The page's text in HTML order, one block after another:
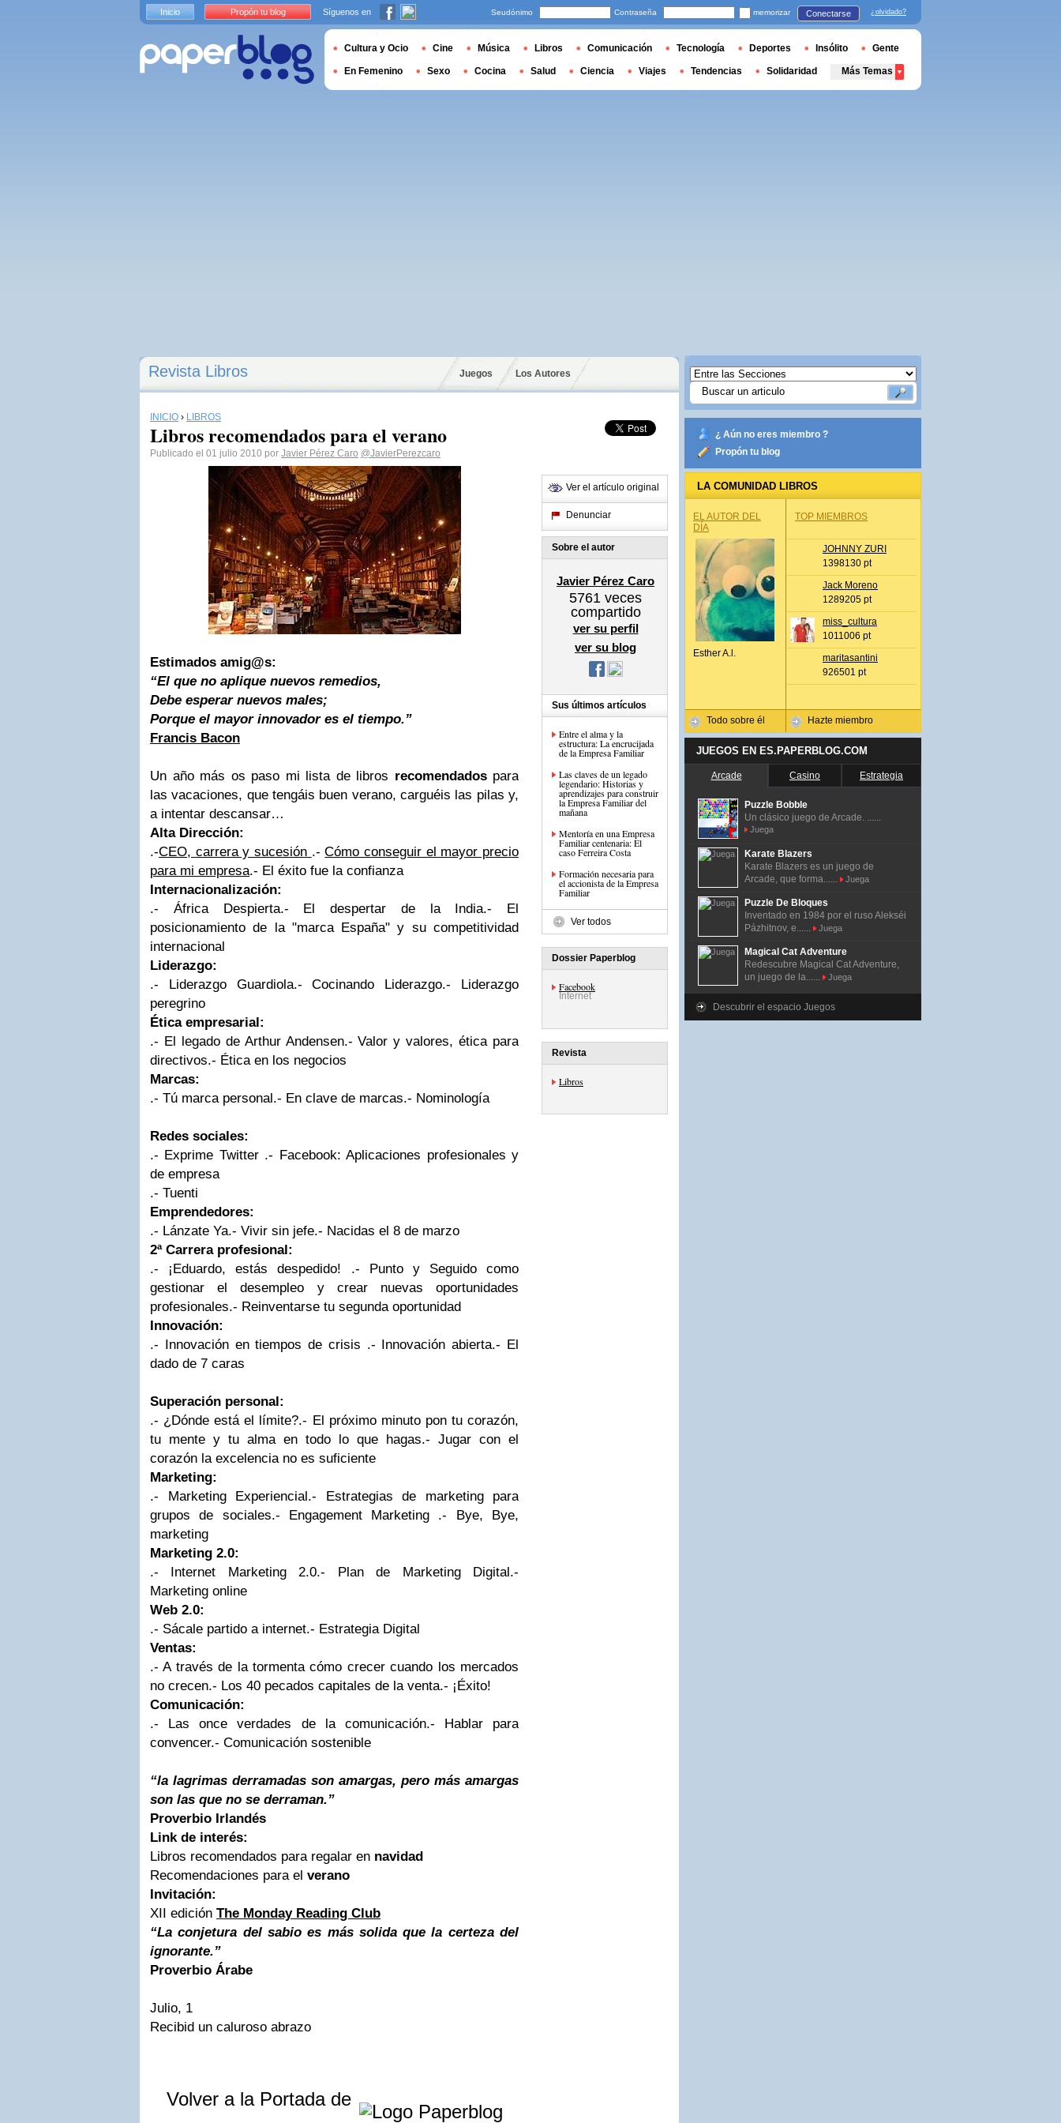
Revista Libros Juegos Los Autores
INICIO › LIBROS
Libros recomendados para el verano
Publicado el 01 julio 2010 por Javier Pérez Caro @JavierPerezcaro
Estimados amig@s:
“El que no aplique nuevos remedios,
Debe esperar nuevos males;
Porque el mayor innovador es el tiempo.”
Francis Bacon
Un año más os paso mi lista de libros recomendadospara
las vacaciones, que tengáis buen verano, carguéis las pilas y,
a intentar descansar…
Alta Dirección:
.-CEO, carrera y sucesión .-Cómo conseguir el mayor precio
para mi empresa.- El éxito fue la confianza
Internacionalización:
.- África Despierta.- El despertar de la India.- El
posicionamiento de la "marca España" y su competitividad
internacional
Liderazgo:
.- Liderazgo Guardiola.-Cocinando Liderazgo.- Liderazgo
peregrino
Ética empresarial:
.- El legado de Arthur Andensen.-Valor y valores, ética para
directivos.- Ética en los negocios
Marcas:
.- Tú marca personal.- En clave de marcas.- Nominología
Redes sociales:
.- Exprime Twitter.- Facebook: Aplicaciones profesionales y
de empresa
.- Tuenti
Emprendedores:
.- Lánzate Ya.- Vivir sin jefe.- Nacidas el 8 de marzo
2ª Carrera profesional:
.- ¡Eduardo, estás despedido! .- Punto y Seguido como
gestionar el desempleo y crear nuevas oportunidades
profesionales.- Reinventarse tu segunda oportunidad
Innovación:
.- Innovación en tiempos de crisis .- Innovación abierta.- El
dado de 7 caras
Superación personal:
.- ¿Dónde está el límite?.- El próximo minuto pon tu corazón,
tu mente y tu alma en todo lo que hagas.- Jugar con el
corazón la excelencia no es suficiente
Marketing:
.- Marketing Experiencial.- Estrategias de marketing para
grupos de sociales.- Engagement Marketing .- Bye, Bye,
marketing
Marketing 2.0:
.- Internet Marketing 2.0.- Plan de Marketing Digital.-
Marketing online
Web 2.0:
.- Sácale partido a internet.- Estrategia Digital
Ventas:
.-A través de la tormenta cómo crecer cuando los mercados
no crecen.- Los 40 pecados capitales de la venta.- ¡Éxito!
Comunicación:
.- Las once verdades de la comunicación.- Hablar para
convencer.- Comunicación sostenible
“la lagrimas derramadas son amargas, pero más amargas
son las que no se derraman.”
Proverbio Irlandés
Link de interés:
Libros recomendados para regalar en navidad
Recomendaciones para el verano
Invitación:
XII edición The Monday Reading Club
“La conjetura del sabio es más solida que la certeza del
ignorante.”
Proverbio Árabe
Julio, 1
Recibid un caluroso abrazo
Volver a la Portada de
Ver el artículo original
Denunciar
Sobre el autor
Javier Pérez Caro
5761 veces
compartido
ver su perfil
ver su blog
Sus últimos artículos
Entre el alma y la
estructura: La encrucijada
de la Empresa Familiar
Las claves de un legado
legendario: Historias y
aprendizajes para construir
la Empresa Familiar del
mañana
Mentoría en una Empresa
Familiar centenaria: El
caso Ferreira Costa
Formación necesaria para
el accionista de la Empresa
Familiar
Ver todos
Dossier Paperblog
Facebook
Internet
Revista
Libros
¿ Aún no eres miembro ?
Propón tu blog
LA COMUNIDAD LIBROS
EL AUTOR DEL
DÍA
Esther A.l.
Todo sobre él
TOP MIEMBROS
JOHNNY ZURI
1398130 pt
Jack Moreno
1289205 pt
miss_cultura
1011006 pt
maritasantini
926501 pt
Hazte miembro
JUEGOS EN ES.PAPERBLOG.COM
Arcade Casino Estrategia
Puzzle Bobble
Un clásico juego de Arcade. ......
Juega
Karate Blazers
Karate Blazers es un juego de
Arcade, que forma......
Juega
Puzzle De Bloques
Inventado en 1984 por el ruso Alekséi
Pázhitnov, e......
Juega
Magical Cat Adventure
Redescubre Magical Cat Adventure,
un juego de la......
Juega
Descubrir el espacio Juegos
Inicio Propón tu blog Síguenos en Seudónimo Contraseña memorizar Conectarse ¿olvidado?
Cultura y Ocio Cine Música Libros Comunicación Tecnología Deportes Insólito Gente
En Femenino Sexo Cocina Salud Ciencia Viajes Tendencias Solidaridad Más Temas